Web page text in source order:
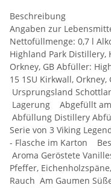
Beschreibung
Angaben zur
Nettofüllmenge: 0,7 l
Highland Park Distillery,
Orkney, GB Abfüller:
15 1SU Kirkwall,
Ursprungsland
Lagerung Abgefüllt
Abfüllung Distillery
Serie von 3 Viking
- Flasche im Karton
Aroma Geröstete
Pfeffer,
Rauch Am Gaumen